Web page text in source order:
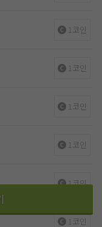
1코인
1코인
1코인
1코인
1코인
1코인